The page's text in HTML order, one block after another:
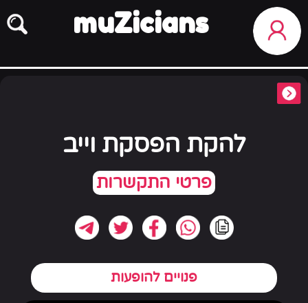
muZicians
להקת הפסקת וייב
פנויים להופעות